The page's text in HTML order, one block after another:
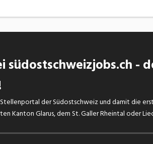
südostschweizjobs.ch -
der Südostschweiz und damit die
Kanton Glarus, dem St. Galler Rheintal oder